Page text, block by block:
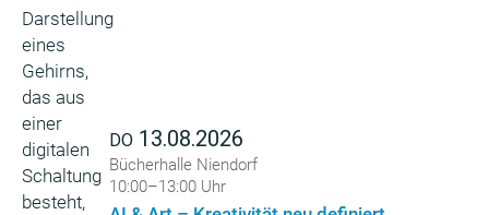
DO 13.08.2026
Bücherhalle Niendorf
10:00–13:00 Uhr